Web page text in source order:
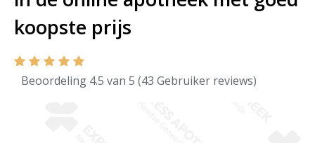
koopste prijs
Beoordeling 4.5 van 5 (43 Gebruiker reviews)